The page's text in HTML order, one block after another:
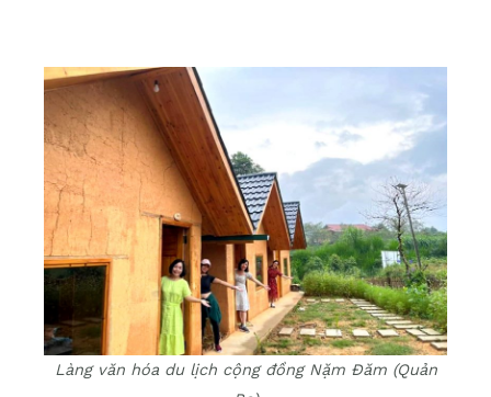
Làng văn hóa du lịch cộng đồng Nặm Đăm (Quản